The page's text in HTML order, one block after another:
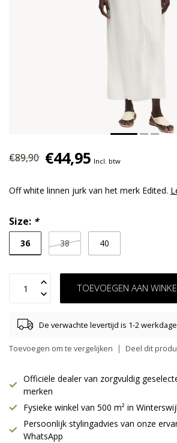
€89,90 €44,95 Incl. btw
Off white linnen jurk van het merk Edited.
Size: *
36 38 40
TOEVOEGEN AAN
De verwachte levertijd is 1-2
Toevoegen om te vergelijken Deel dit
Officiële dealer van zorgvuldig
merken
Fysieke winkel van 500 m² in
Persoonlijk stylingadvies van onze
WhatsApp